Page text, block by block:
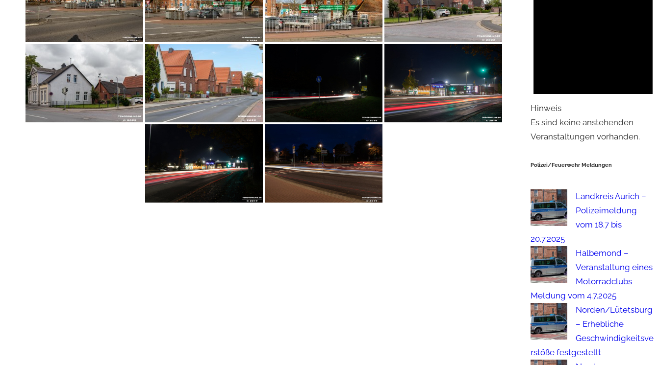
Hinweis
Es sind keine anstehenden
Veranstaltungen vorhanden.
Polizei/Feuerwehr Meldungen
Landkreis Aurich –
Polizeimeldung
vom 18.7 bis
20.7.2025
Halbemond –
Veranstaltung eines
Motorradclubs
Meldung vom 4.7.2025
Norden/Lütetsburg
– Erhebliche
Geschwindigkeitsve
rstöße festgestellt